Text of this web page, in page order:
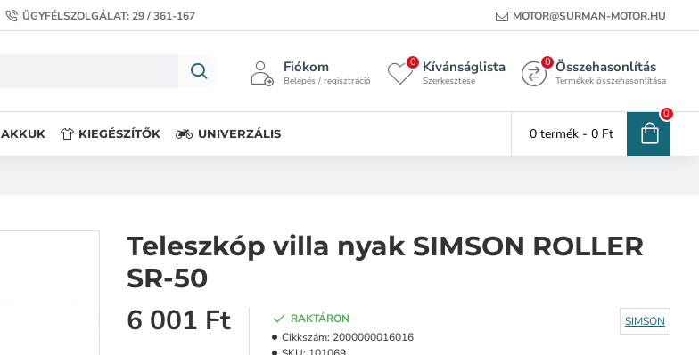
ÜGYFÉLSZOLGÁLAT: 29 / 361-167 MOTOR@SURMAN-MOTOR.HU
Fiókom
Belépés / regisztráció
Kívánságlista
Szerkesztése
0 Összehasonlítás
Termékek összehasonlítása
0
AKKUK KIEGÉSZÍTŐK UNIVERZÁLIS 0 termék - 0 Ft
0
Teleszkóp villa nyak SIMSON ROLLER
SR-50
6 001 Ft
RAKTÁRON
Cikkszám: 2000000016016
SIMSON